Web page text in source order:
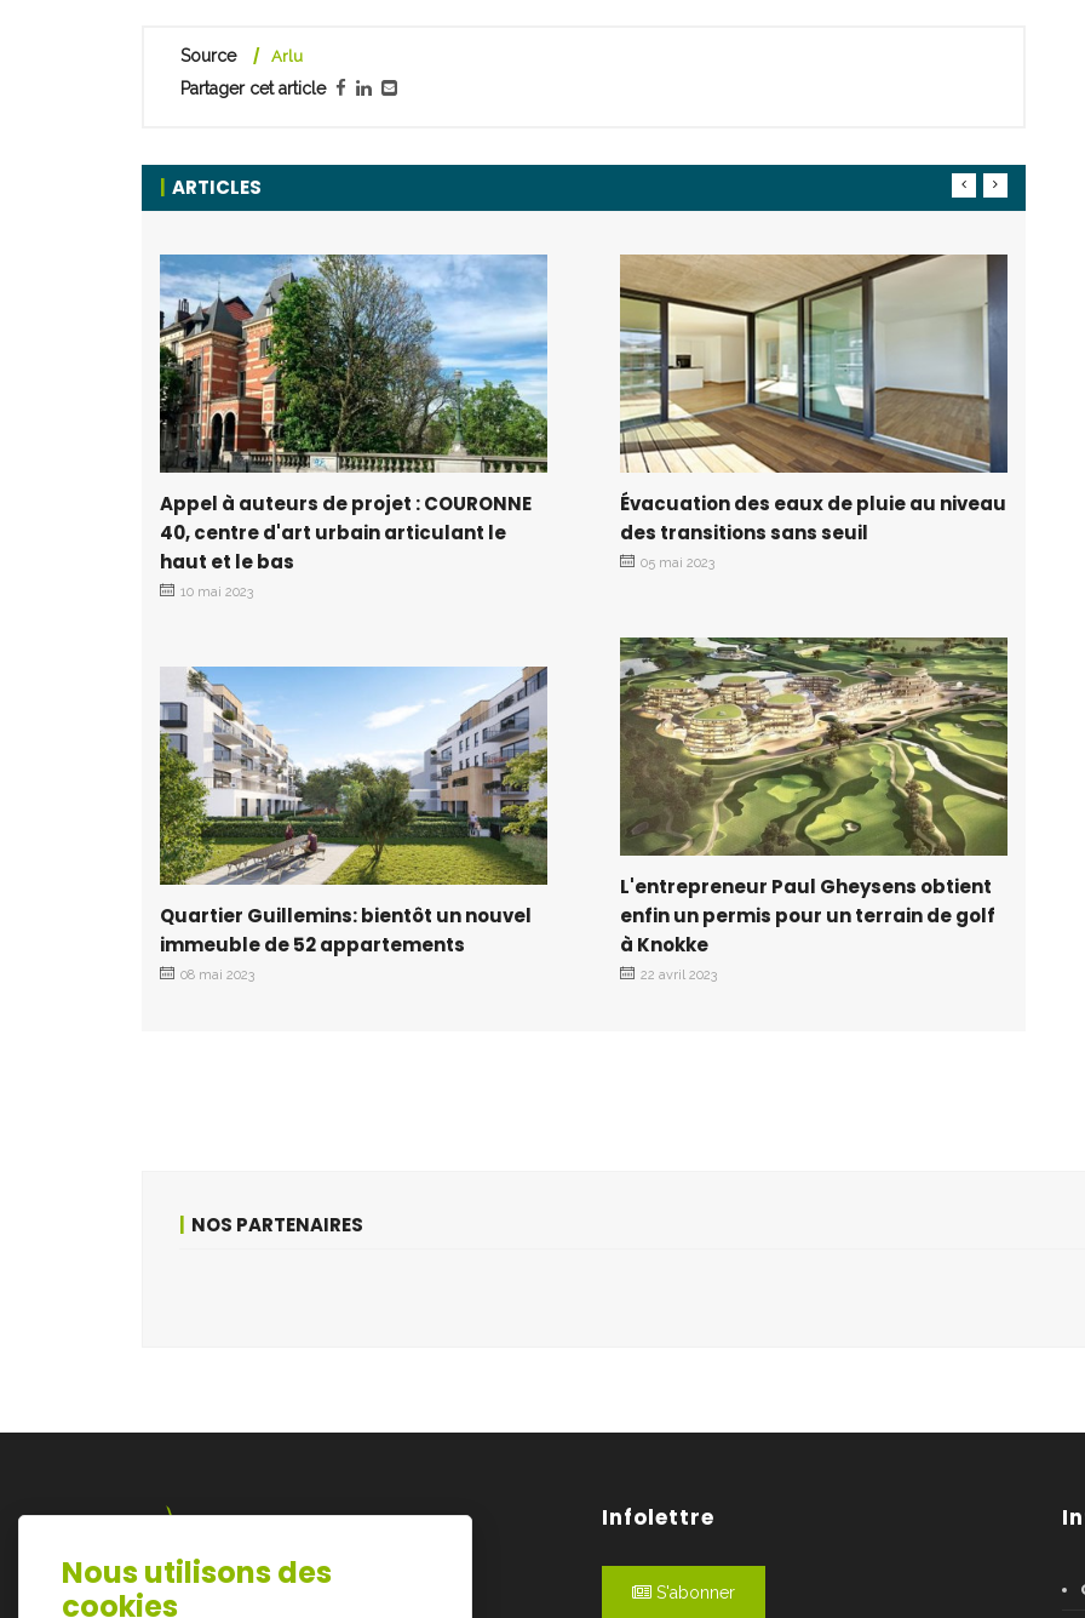
Source Arlu
Partager cet article
ARTICLES
Appel à auteurs de projet : COURONNE
40, centre d'art urbain articulant le
haut et le bas
10 mai 2023
Quartier Guillemins: bientôt un nouvel
immeuble de 52 appartements
08 mai 2023
Évacuation des eaux de pluie au niveau
des transitions sans seuil
05 mai 2023
L'entrepreneur Paul Gheysens obtient
enfin un permis pour un terrain de golf
à Knokke
22 avril 2023
NOS PARTENAIRES
Lazarijstraat 168
3500 Hasselt
Infolettre
S'abonner
Nous utilisons des
cookies